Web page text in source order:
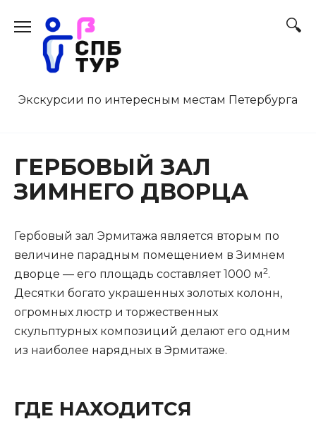
содержанию
Экскурсии по интересным местам Петербурга
ГЕРБОВЫЙ ЗАЛ
ЗИМНЕГО ДВОРЦА
Гербовый зал Эрмитажа является вторым по
величине парадным помещением в Зимнем
дворце — его площадь составляет 1000 м2.
Десятки богато украшенных золотых колонн,
огромных люстр и торжественных
скульптурных композиций делают его одним
из наиболее нарядных в Эрмитаже.
ГДЕ НАХОДИТСЯ